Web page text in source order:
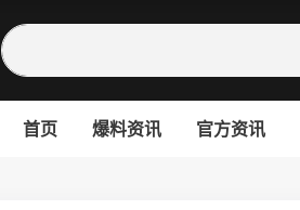
首页 爆料资讯 官方资讯